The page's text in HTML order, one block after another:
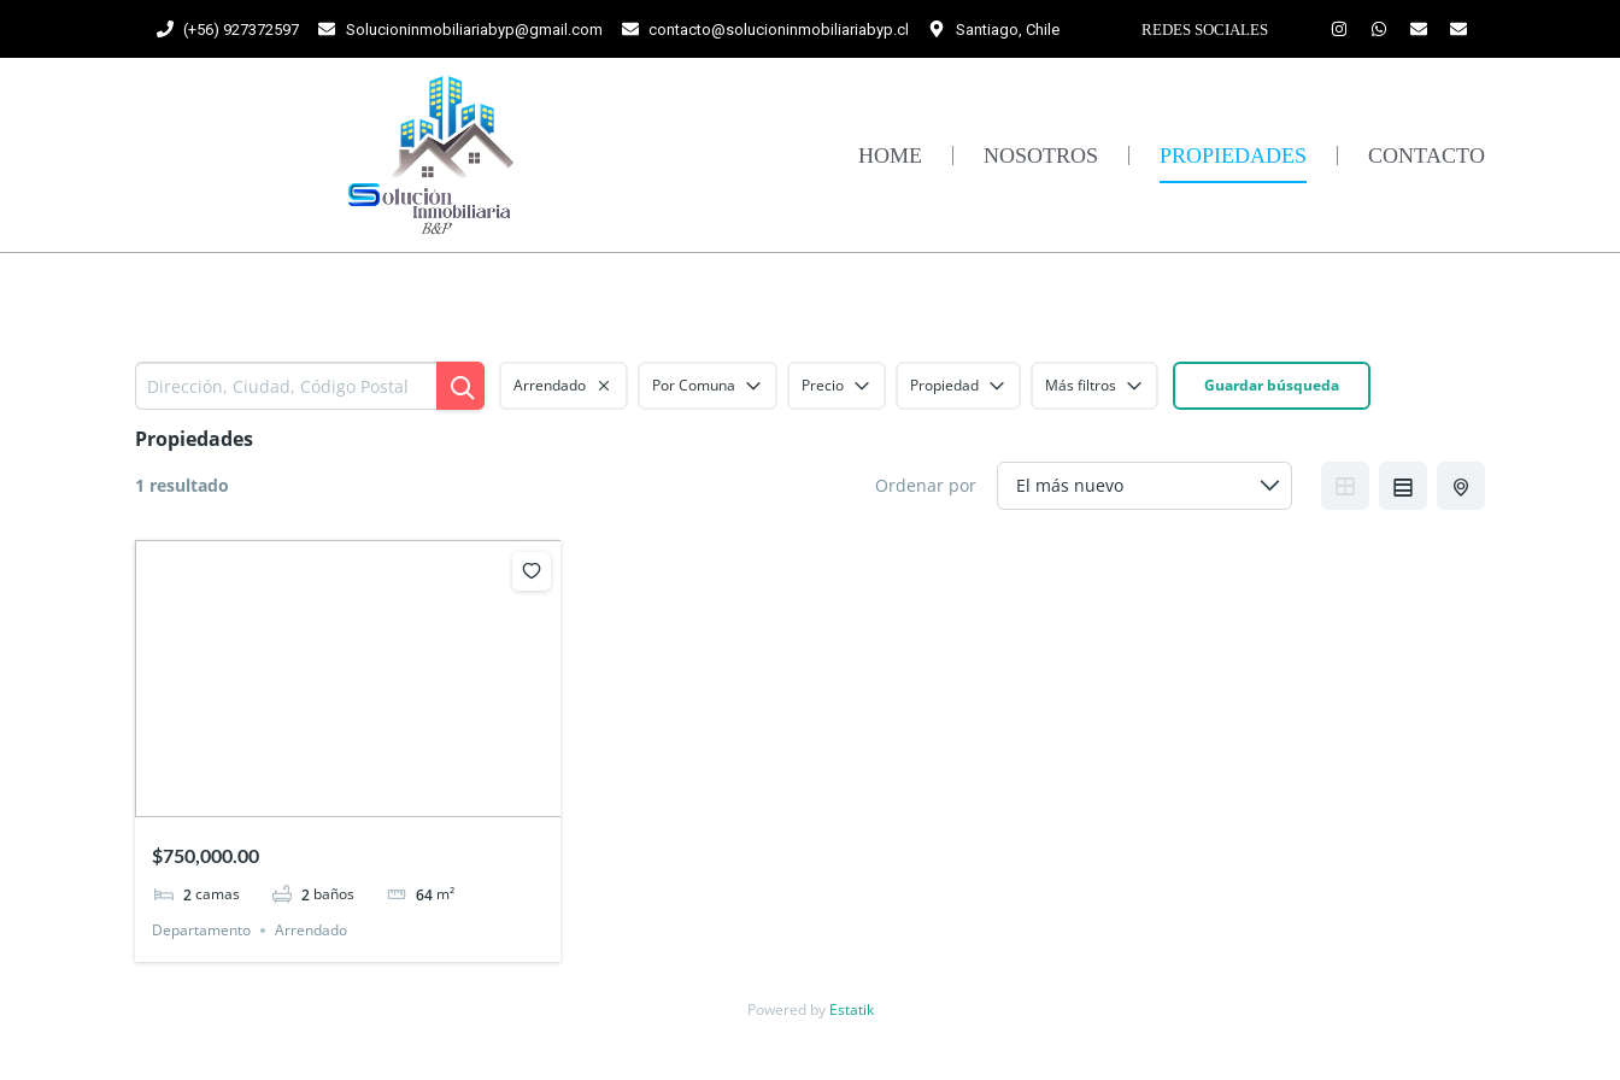
(+56) 927372597 Solucioninmobiliariabyp@gmail.com contacto@solucioninmobiliariabyp.cl Santiago, Chile REDES SOCIALES
HOME NOSOTROS PROPIEDADES CONTACTO
Guardar búsqueda
Arrendado Por Comuna Precio Propiedad Más filtros
Propiedades
1 resultado Ordenar por
$750,000.00
2camas 2 baños 64 m²
Departamento
Arrendado
Powered by Estatik